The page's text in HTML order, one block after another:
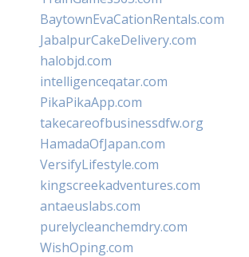
BaytownEvaCationRentals.com
JabalpurCakeDelivery.com
halobjd.com
intelligenceqatar.com
PikaPikaApp.com
takecareofbusinessdfw.org
HamadaOfJapan.com
VersifyLifestyle.com
kingscreekadventures.com
antaeuslabs.com
purelycleanchemdry.com
WishOping.com